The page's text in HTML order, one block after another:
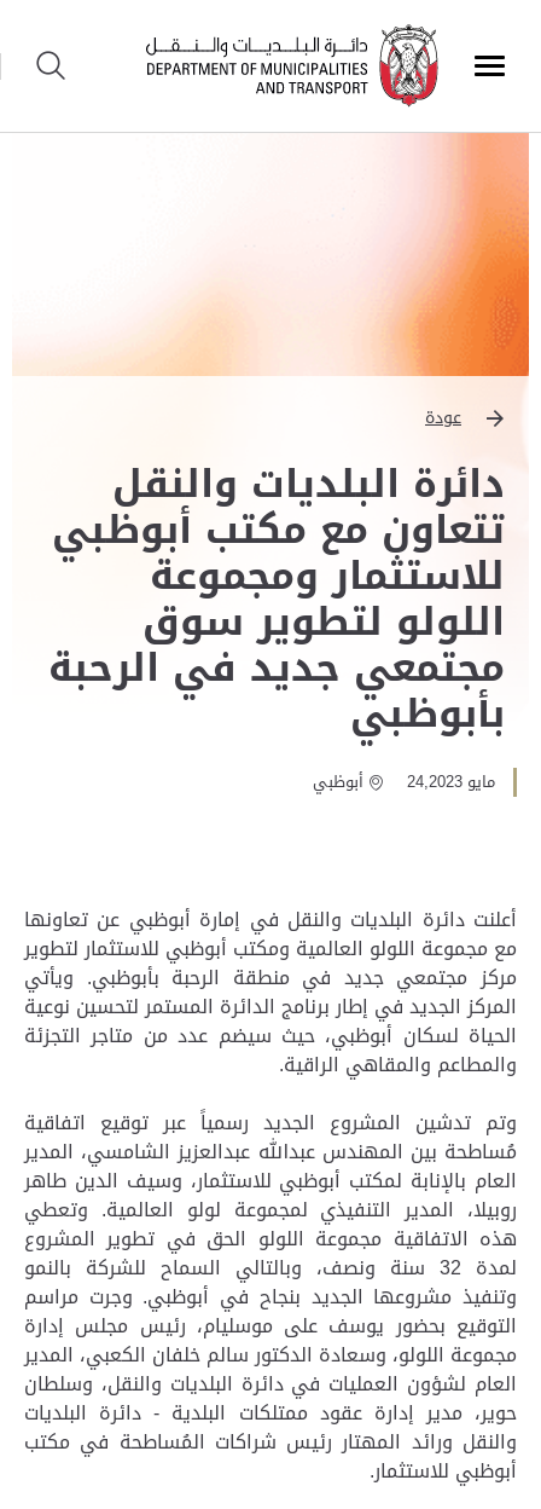
عودة
دائرة البلديات والنقل
تتعاون مع مكتب أبوظبي
للاستثمار ومجموعة
اللولو لتطوير سوق
مجتمعي جديد في الرحبة
بأبوظبي
مايو 24,2023 أبوظبي
أعلنت دائرة البلديات والنقل في إمارة أبوظبي عن تعاونها
مع مجموعة اللولو العالمية ومكتب أبوظبي للاستثمار لتطوير
مركز مجتمعي جديد في منطقة الرحبة بأبوظبي. ويأتي
المركز الجديد في إطار برنامج الدائرة المستمر لتحسين نوعية
الحياة لسكان أبوظبي، حيث سيضم عدد من متاجر التجزئة
والمطاعم والمقاهي الراقية.
وتم تدشين المشروع الجديد رسمياً عبر توقيع اتفاقية
مُساطحة بين المهندس عبدالله عبدالعزيز الشامسي، المدير
العام بالإنابة لمكتب أبوظبي للاستثمار، وسيف الدين طاهر
روبيلا، المدير التنفيذي لمجموعة لولو العالمية. وتعطي
هذه الاتفاقية مجموعة اللولو الحق في تطوير المشروع
لمدة 32 سنة ونصف، وبالتالي السماح للشركة بالنمو
وتنفيذ مشروعها الجديد بنجاح في أبوظبي. وجرت مراسم
التوقيع بحضور يوسف على موسليام، رئيس مجلس إدارة
مجموعة اللولو، وسعادة الدكتور سالم خلفان الكعبي، المدير
العام لشؤون العمليات في دائرة البلديات والنقل، وسلطان
حوير، مدير إدارة عقود ممتلكات البلدية - دائرة البلديات
والنقل ورائد المهتار رئيس شراكات المُساطحة في مكتب
أبوظبي للاستثمار.